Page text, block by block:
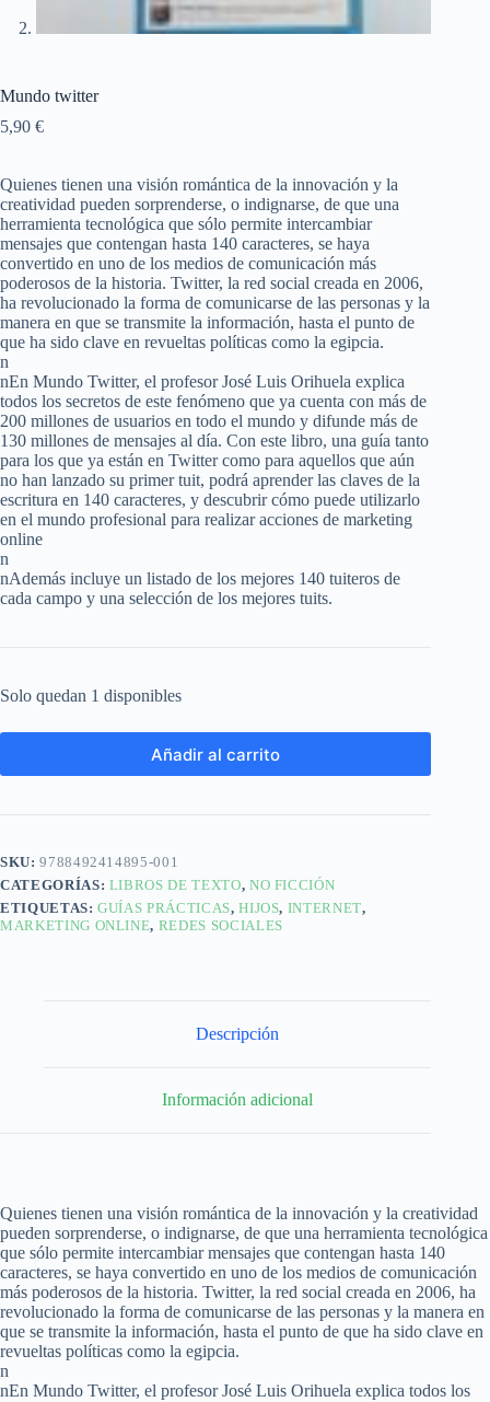
Mundo twitter
5,90 €
Quienes tienen una visión romántica de la innovación y la
creatividad pueden sorprenderse, o indignarse, de que una
herramienta tecnológica que sólo permite intercambiar
mensajes que contengan hasta 140 caracteres, se haya
convertido en uno de los medios de comunicación más
poderosos de la historia. Twitter, la red social creada en 2006,
ha revolucionado la forma de comunicarse de las personas y la
manera en que se transmite la información, hasta el punto de
que ha sido clave en revueltas políticas como la egipcia.
n
nEn Mundo Twitter, el profesor José Luis Orihuela explica
todos los secretos de este fenómeno que ya cuenta con más de
200 millones de usuarios en todo el mundo y difunde más de
130 millones de mensajes al día. Con este libro, una guía tanto
para los que ya están en Twitter como para aquellos que aún
no han lanzado su primer tuit, podrá aprender las claves de la
escritura en 140 caracteres, y descubrir cómo puede utilizarlo
en el mundo profesional para realizar acciones de marketing
online
n
nAdemás incluye un listado de los mejores 140 tuiteros de
cada campo y una selección de los mejores tuits.
Solo quedan 1 disponibles
Añadir al carrito
SKU:9788492414895-001
CATEGORÍAS: LIBROS DE TEXTO, NO FICCIÓN
ETIQUETAS:GUÍAS PRÁCTICAS,HIJOS, INTERNET,
MARKETING ONLINE, REDES SOCIALES
Descripción
Información adicional
Quienes tienen una visión romántica de la innovación y la creatividad
pueden sorprenderse, o indignarse, de que una herramienta tecnológica
que sólo permite intercambiar mensajes que contengan hasta 140
caracteres, se haya convertido en uno de los medios de comunicación
más poderosos de la historia. Twitter, la red social creada en 2006, ha
revolucionado la forma de comunicarse de las personas y la manera en
que se transmite la información, hasta el punto de que ha sido clave en
revueltas políticas como la egipcia.
n
nEn Mundo Twitter, el profesor José Luis Orihuela explica todos los